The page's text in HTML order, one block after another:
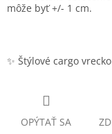
môže byť +/- 1 cm.
✨ Štýlové cargo
OPÝTAŤ SA